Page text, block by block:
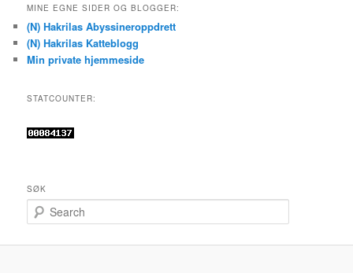
MINE EGNE SIDER OG BLOGGER:
(N) Hakrilas Abyssineroppdrett
(N) Hakrilas Katteblogg
Min private hjemmeside
STATCOUNTER:
SØK
e